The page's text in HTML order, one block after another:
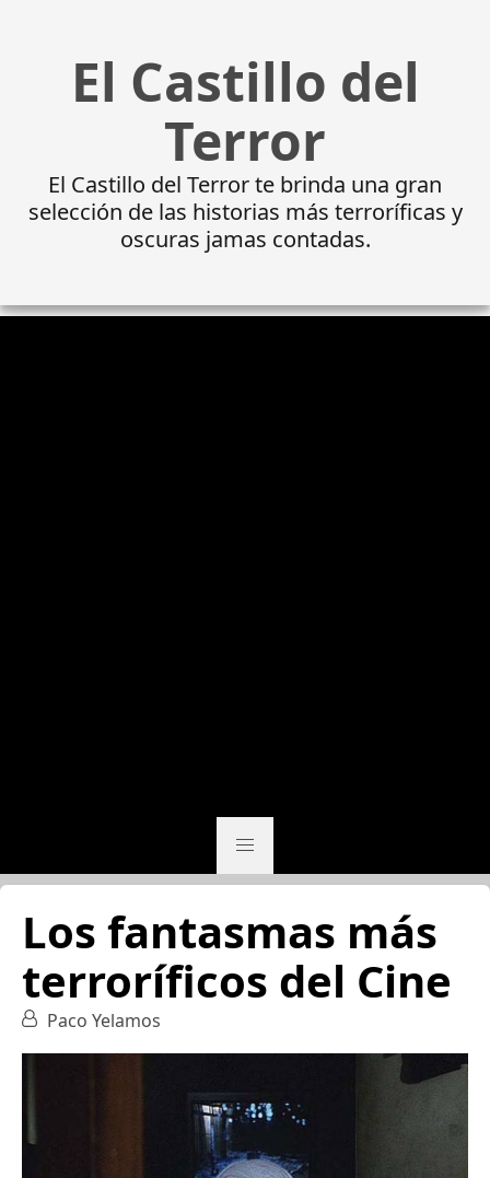
El Castillo del
Terror
El Castillo del Terror te brinda una gran
selección de las historias más terroríficas y
oscuras jamas contadas.
Los fantasmas más
terroríficos del Cine
Paco Yelamos